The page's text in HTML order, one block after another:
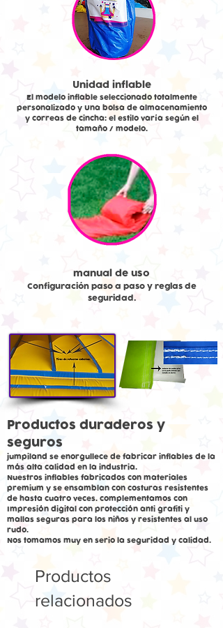
Unidad inflable
El modelo inflable seleccionado totalmente
personalizado y Una bolsa de almacenamiento
y correas de cincha: el estilo varía según el
tamaño / modelo.
manual de uso
Configuración paso a paso y reglas de
seguridad.
Productos duraderos y
seguros
jumpiland se enorgullece de fabricar inflables de la
más alta calidad en la industria.
Nuestros inflables fabricados con materiales
premium y se ensamblan con costuras resistentes
de hasta cuatro veces. complementamos con
Impresión digital con protección anti grafiti y
mallas seguras para los niños y resistentes al uso
rudo.
Nos tomamos muy en serio la seguridad y calidad.
Productos
relacionados